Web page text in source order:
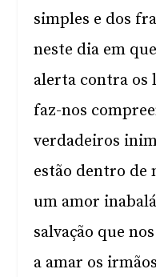
simples e dos
neste dia em
alerta contra os
faz-nos
verdadeiros
estão dentro de
um amor
salvação que
a amar os